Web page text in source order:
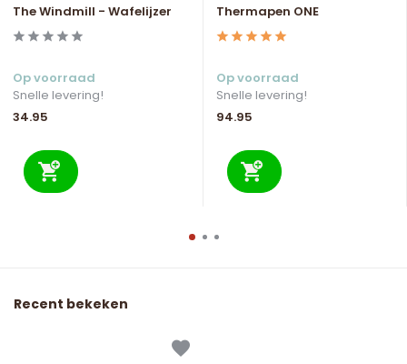
The Windmill - Wafelijzer
Op voorraad
Snelle levering!
34.95
Thermapen ONE
Op voorraad
Snelle levering!
94.95
Recent bekeken